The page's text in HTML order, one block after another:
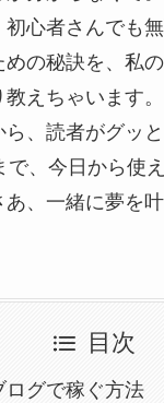
初心者さんでも
めの秘訣を、私
えちゃいます
、読者がグッ
で、今日から使
、一緒に夢を
目次
ログで稼ぐ方法